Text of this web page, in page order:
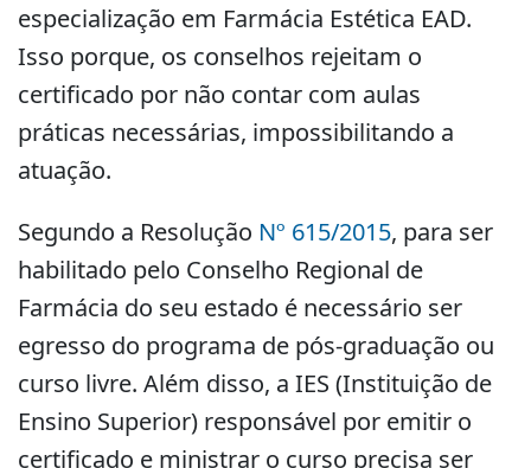
especialização em Farmácia Estética EAD.
Isso porque, os conselhos rejeitam o
certificado por não contar com aulas
práticas necessárias, impossibilitando a
atuação.
Segundo a Resolução Nº 615/2015, para ser
habilitado pelo Conselho Regional de
Farmácia do seu estado é necessário ser
egresso do programa de pós-graduação ou
curso livre. Além disso, a IES (Instituição de
Ensino Superior) responsável por emitir o
certificado e ministrar o curso precisa ser